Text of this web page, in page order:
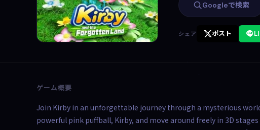
Googleで検索
シェア ポスト
ゲーム概要
Join Kirby in an unforgettable journey through a mysterious
powerful pink puffball, Kirby, and move around freely in 3D